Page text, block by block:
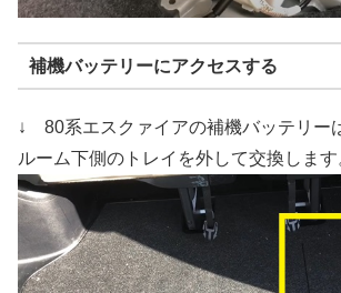
補機バッテリーにアクセスする
↓ 80系エスクァイアの補機バッテリー
ルーム下側のトレイを外して交換します